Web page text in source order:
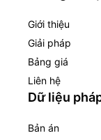
Giới thiệu
Giải pháp
Bảng giá
Liên hệ
Dữ liệu
Bản án